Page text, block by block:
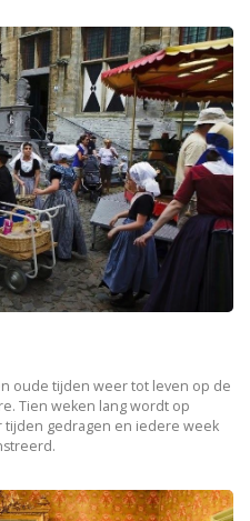
oude tijden weer tot leven op de
Tien weken lang wordt op
gedragen en iedere week